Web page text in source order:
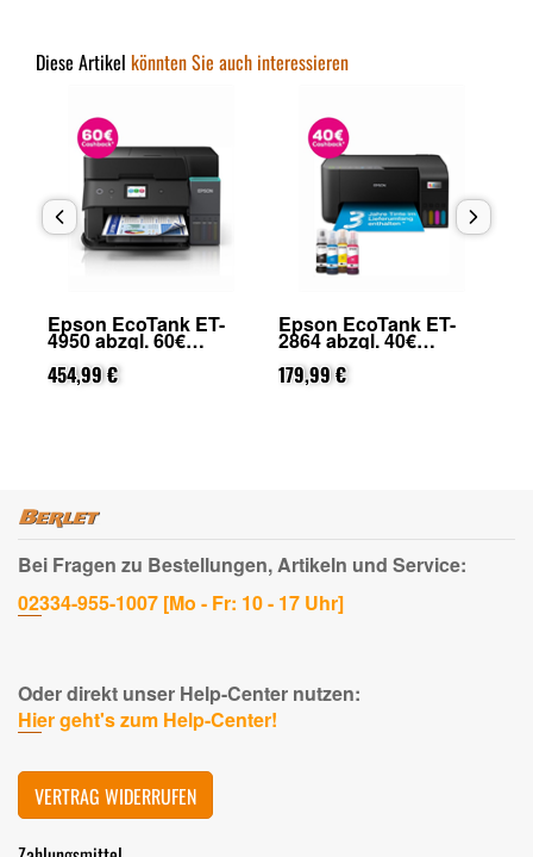
Diese Artikel könnten Sie auch interessieren
Epson EcoTank ET-
4950 abzgl. 60€
Cashback (von Epson
nach Registrierung)
454,99 €
Epson EcoTank ET-
2864 abzgl. 40€
Cashback (von Epson
nach Registrierung)
179,99 €
Bei Fragen zu Bestellungen, Artikeln und Service:
02334-955-1007 [Mo - Fr: 10 - 17 Uhr]
Oder direkt unser Help-Center nutzen:
Hier geht's zum Help-Center!
VERTRAG WIDERRUFEN